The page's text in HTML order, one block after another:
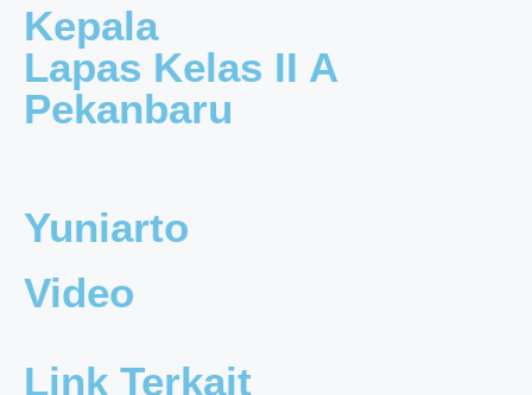
Kepala
Lapas Kelas II A
Pekanbaru
Yuniarto
Video
Link Terkait